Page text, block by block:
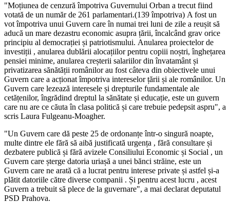
"Moțiunea de cenzură împotriva Guvernului Orban a trecut fiind
votată de un număr de 261 parlamentari.(139 împotriva) A fost un
vot împotriva unui Guvern care în numai trei luni de zile a reușit să
aducă un mare dezastru economic asupra țării, încalcând grav orice
principiu al democrației și patriotismului. Anularea proiectelor de
investiții , anularea dublării alocațiilor pentru copiii noștri, înghețarea
pensiei minime, anularea creșterii salariilor din învatamânt și
privatizarea sănătății românilor au fost câteva din obiectivele unui
Guvern care a acționat împotriva intereselor țării și ale românilor. Un
Guvern care lezează interesele și drepturile fundamentale ale
cetățenilor, îngrădind dreptul la sănătate și educație, este un guvern
care nu are ce căuta în clasa politică și care trebuie pedepsit aspru", a
scris Laura Fulgeanu-Moagher.
"Un Guvern care dă peste 25 de ordonanțe într-o singură noapte,
multe dintre ele fără să aibă justificată urgența , fără consultare și
dezbatere publică și fără avizele Consiliului Economic și Social , un
Guvern care șterge datoria uriașă a unei bănci străine, este un
Guvern care ne arată că a lucrat pentru interese private și astfel și-a
plătit datoriile către diverse companii . Și pentru acest lucru , acest
Guvern a trebuit să plece de la guvernare", a mai declarat deputatul
PSD Prahova.